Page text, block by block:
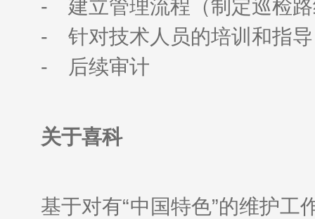
- 建立管理流程（制定巡检路
- 针对技术人员的培训和指导
- 后续审计
关于喜科
基于对有“中国特色”的维护工